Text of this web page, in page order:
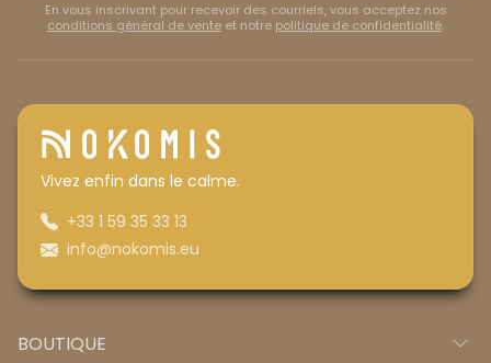
En vous inscrivant pour recevoir des courriels, vous acceptez nos
conditions général de vente et notre politique de confidentialité.
Vivez enfin dans le calme.
+33 1 59 35 33 13
info@nokomis.eu
BOUTIQUE